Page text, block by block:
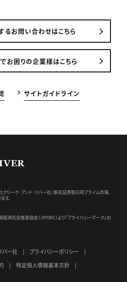
るお問い合わせはこちら
お困りの企業様はこちら
サイトガイドライン
リーク･アンド･リバー社（東京証券取引所プライム市場、
す。
済社会推進協会（JIPDEC）より 「プライバシーマーク」の
バー社
プライバシーポリシー
特定個人情報基本方針